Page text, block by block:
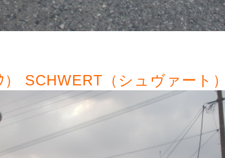
） SCHWERT（シュヴァート